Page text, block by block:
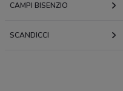
CAMPI BISENZIO
SCANDICCI